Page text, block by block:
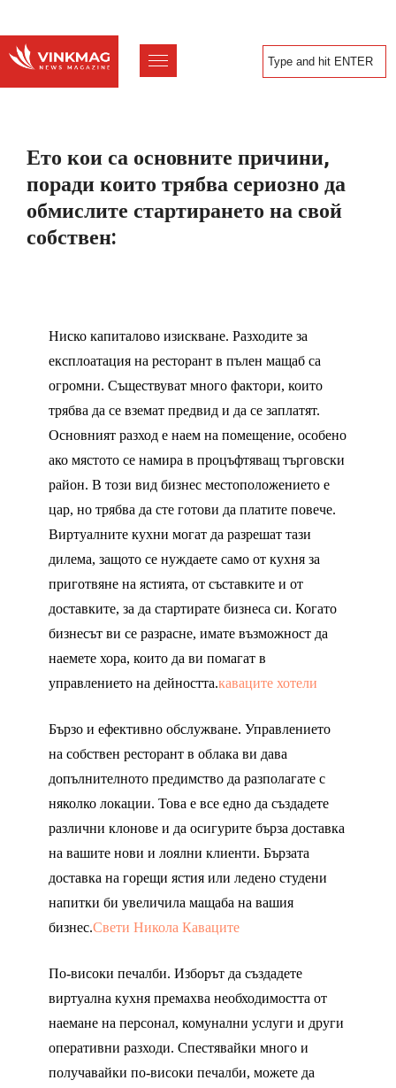
Ето кои са основните причини,
поради които трябва сериозно да
обмислите стартирането на свой
собствен:
Ниско капиталово изискване. Разходите за
експлоатация на ресторант в пълен мащаб са
огромни. Съществуват много фактори, които
трябва да се вземат предвид и да се заплатят.
Основният разход е наем на помещение, особено
ако мястото се намира в процъфтяващ търговски
район. В този вид бизнес местоположението е
цар, но трябва да сте готови да платите повече.
Виртуалните кухни могат да разрешат тази
дилема, защото се нуждаете само от кухня за
приготвяне на ястията, от съставките и от
доставките, за да стартирате бизнеса си. Когато
бизнесът ви се разрасне, имате възможност да
наемете хора, които да ви помагат в
управлението на дейността.каваците хотели
Бързо и ефективно обслужване. Управлението
на собствен ресторант в облака ви дава
допълнителното предимство да разполагате с
няколко локации. Това е все едно да създадете
различни клонове и да осигурите бърза доставка
на вашите нови и лоялни клиенти. Бързата
доставка на горещи ястия или ледено студени
напитки би увеличила мащаба на вашия
бизнес.Свети Никола Каваците
По-високи печалби. Изборът да създадете
виртуална кухня премахва необходимостта от
наемане на персонал, комунални услуги и други
оперативни разходи. Спестявайки много и
получавайки по-високи печалби, можете да